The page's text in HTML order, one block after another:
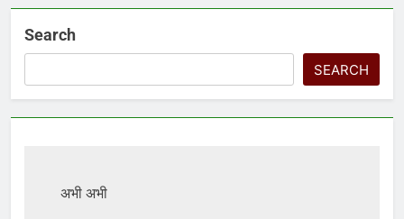
Search
SEARCH
अभी अभी